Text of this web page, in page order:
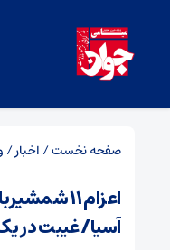
صفحه نخست/ اخبار/
اعزام ۱۱
آسیا/ غیبت در